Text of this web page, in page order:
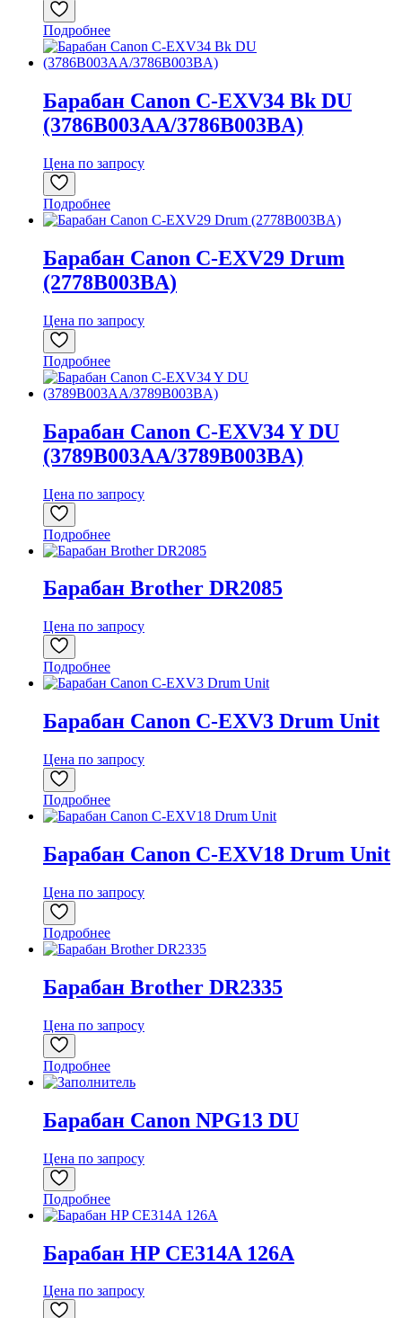
Подробнее
Барабан Canon C-EXV34 Bk DU
(3786B003AA/3786B003BA)
Цена по запросу
Подробнее
Барабан Canon C-EXV29 Drum
(2778B003BA)
Цена по запросу
Подробнее
Барабан Canon C-EXV34 Y DU
(3789B003AA/3789B003BA)
Цена по запросу
Подробнее
Барабан Brother DR2085
Цена по запросу
Подробнее
Барабан Canon C-EXV3 Drum Unit
Цена по запросу
Подробнее
Барабан Canon C-EXV18 Drum Unit
Цена по запросу
Подробнее
Барабан Brother DR2335
Цена по запросу
Подробнее
Барабан Canon NPG13 DU
Цена по запросу
Подробнее
Барабан HP CE314A 126A
Цена по запросу